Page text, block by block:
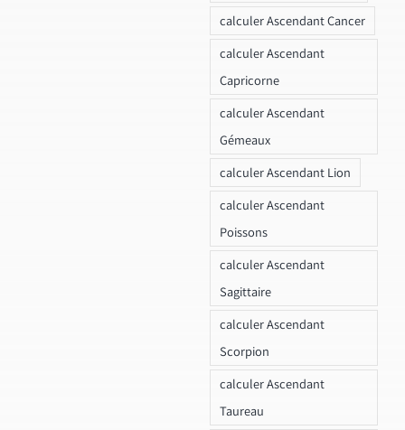
calculer Ascendant Cancer
calculer Ascendant
Capricorne
calculer Ascendant
Gémeaux
calculer Ascendant Lion
calculer Ascendant
Poissons
calculer Ascendant
Sagittaire
calculer Ascendant
Scorpion
calculer Ascendant
Taureau